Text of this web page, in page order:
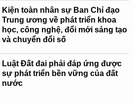
Kiện toàn nhân sự Ban Chỉ đạo
Trung ương về phát triển khoa
học, công nghệ, đổi mới sáng tạo
và chuyển đổi số
Luật Đất đai phải đáp ứng được
sự phát triển bền vững của đất
nước